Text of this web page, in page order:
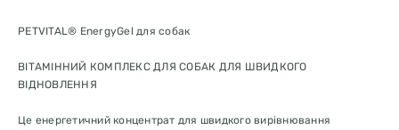
PETVITAL® EnergyGel для собак
ВІТАМІННИЙ КОМПЛЕКС ДЛЯ СОБАК ДЛЯ ШВИДКОГО
ВІДНОВЛЕННЯ
Це енергетичний концентрат для швидкого вирівнювання